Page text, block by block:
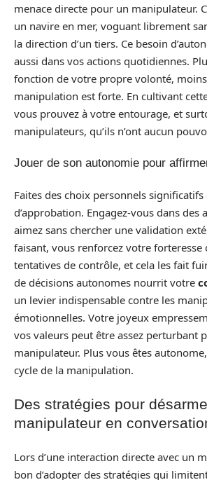
menace directe pour un manipulateur.
un navire en mer, voguant librement
la direction d’un tiers. Ce besoin
aussi dans vos actions quotidiennes.
fonction de votre propre volonté, moins
manipulation est forte. En cultivant
vous prouvez à votre entourage, et
manipulateurs, qu’ils n’ont aucun
Jouer de son autonomie pour
Faites des choix personnels significatifs
d’approbation. Engagez-vous dans des
aimez sans chercher une validation
faisant, vous renforcez votre forteresse
tentatives de contrôle, et cela les fait
de décisions autonomes nourrit votre
un levier indispensable contre les
émotionnelles. Votre joyeux
vos valeurs peut être assez perturbant
manipulateur. Plus vous êtes
cycle de la manipulation.
Des stratégies pour
manipulateur en
Lors d’une interaction directe avec un
bon d’adopter des stratégies qui